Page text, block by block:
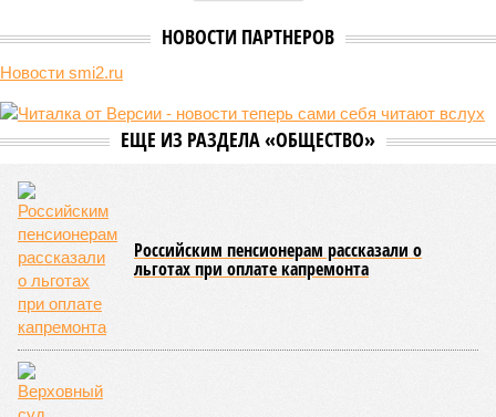
НОВОСТИ ПАРТНЕРОВ
Новости smi2.ru
ЕЩЕ ИЗ РАЗДЕЛА «ОБЩЕСТВО»
Российским пенсионерам рассказали о
льготах при оплате капремонта